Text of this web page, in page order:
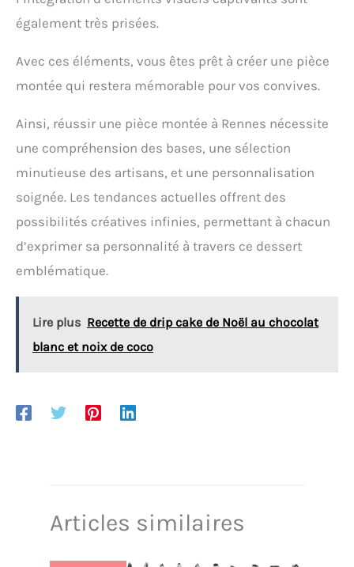
également très prisées.
Avec ces éléments, vous êtes prêt à créer une pièce
montée qui restera mémorable pour vos convives.
Ainsi, réussir une pièce montée à Rennes nécessite
une compréhension des bases, une sélection
minutieuse des artisans, et une personnalisation
soignée. Les tendances actuelles offrent des
possibilités créatives infinies, permettant à chacun
d’exprimer sa personnalité à travers ce dessert
emblématique.
Lire plus Recette de drip cake de Noël au chocolat
blanc et noix de coco
Articles similaires